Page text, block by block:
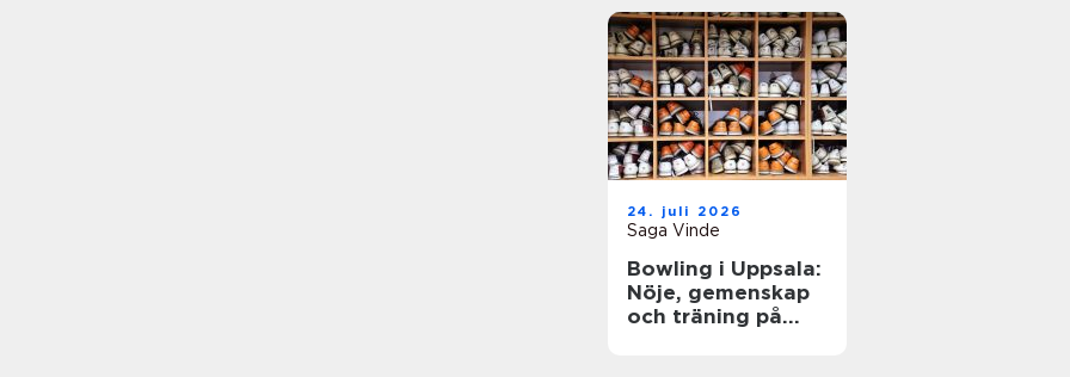
24. juli 2026
Saga Vinde
Bowling i Uppsala:
Nöje, gemenskap
och träning på